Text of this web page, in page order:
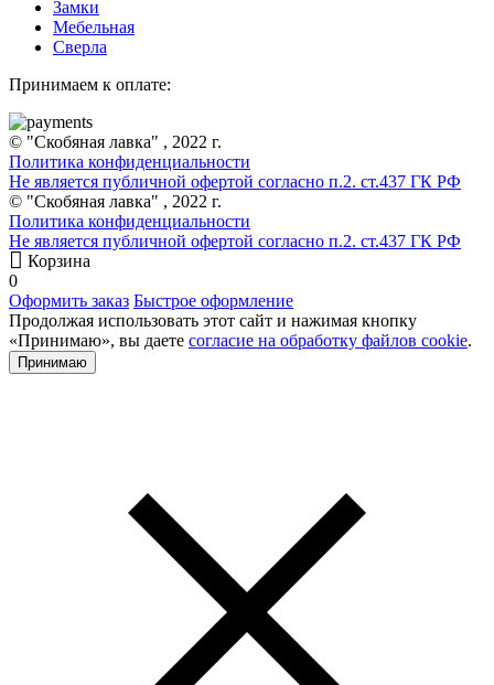
Замки
Мебельная
Сверла
Принимаем к оплате:
© "Скобяная лавка" , 2022 г.
Политика конфиденциальности
Не является публичной офертой согласно п.2. ст.437 ГК РФ
© "Скобяная лавка" , 2022 г.
Политика конфиденциальности
Не является публичной офертой согласно п.2. ст.437 ГК РФ
Корзина
0
Оформить заказ Быстрое оформление
Продолжая использовать этот сайт и нажимая кнопку
«Принимаю», вы даете согласие на обработку файлов cookie.
Принимаю